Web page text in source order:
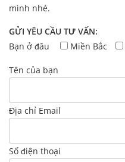
mình nhé.
GỬI YÊU CẦU TƯ VẤN:
Bạn ở đâu
Miền Bắc
Tên của bạn
Địa chỉ Email
Số điện thoại